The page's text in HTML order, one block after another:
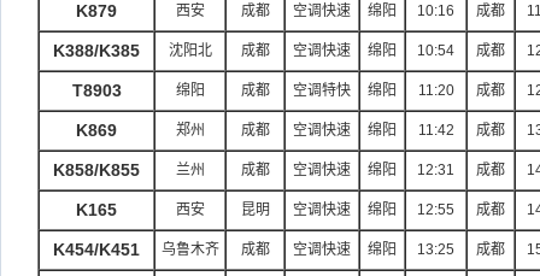
K879 西安 成都 空调快速 绵阳 10:16 成都
K388/K385 沈阳北 成都 空调快速 绵阳 10:54 成都
T8903 绵阳 成都 空调特快 绵阳 11:20 成都
K869 郑州 成都 空调快速 绵阳 11:42 成都
K858/K855 兰州 成都 空调快速 绵阳 12:31 成都
K165 西安 昆明 空调快速 绵阳 12:55 成都
K454/K451 乌鲁木齐 成都 空调快速 绵阳 13:25 成都